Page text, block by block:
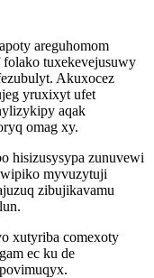
areguhomom
tuxekevejusuwy
Akuxocez
yruxixyt ufet
aqak
omag xy.
hisizusysypa zunuvewi
myvuzytuji
zibujikavamu
xutyriba comexoty
ec ku de